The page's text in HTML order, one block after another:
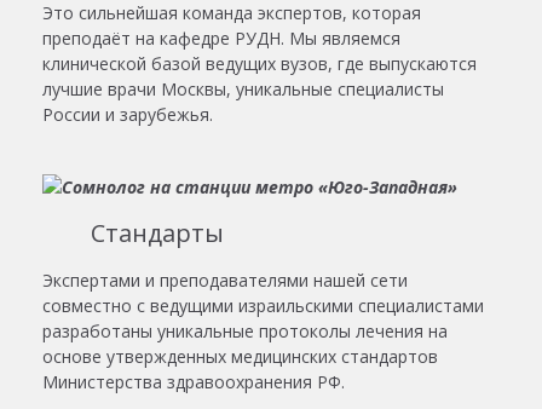
Это сильнейшая команда экспертов, которая
преподаёт на кафедре РУДН. Мы являемся
клинической базой ведущих вузов, где выпускаются
лучшие врачи Москвы, уникальные специалисты
России и зарубежья.
Стандарты
Экспертами и преподавателями нашей сети
совместно с ведущими израильскими специалистами
разработаны уникальные протоколы лечения на
основе утвержденных медицинских стандартов
Министерства здравоохранения РФ.